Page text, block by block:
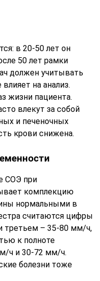
в 20-50 лет он
50 лет рамки
должен учитывать
на анализ.
жизни пациента.
влекут за собой
и печеночных
крови снижена.
СОЭ при
комплекцию
нормальными в
считаются цифры
третьем – 35-80 мм/ч,
к полноте
ч и 30-72 мм/ч.
болезни тоже